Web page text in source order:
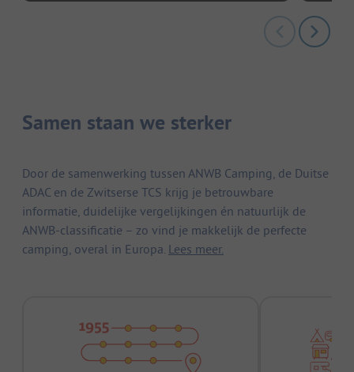
Samen staan we sterker
Door de samenwerking tussen ANWB Camping, de Duitse
ADAC en de Zwitserse TCS krijg je betrouwbare
informatie, duidelijke vergelijkingen én natuurlijk de
ANWB-classificatie – zo vind je makkelijk de perfecte
camping, overal in Europa. Lees meer.